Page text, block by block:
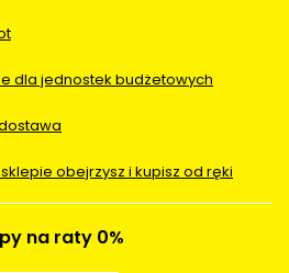
dla jednostek budżetowych
obejrzysz i kupisz od ręki
na raty 0%